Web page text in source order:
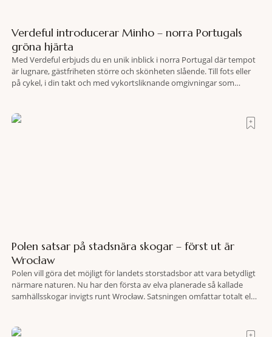
Verdeful introducerar Minho – norra Portugals
gröna hjärta
Med Verdeful erbjuds du en unik inblick i norra Portugal där tempot
är lugnare, gästfriheten större och skönheten slående. Till fots eller
på cykel, i din takt och med vykortsliknande omgivningar som
travel när det
Polen satsar på stadsnära skogar – först ut är
Wrocław
Polen vill göra det möjligt för landets storstadsbor att vara betydligt
närmare naturen. Nu har den första av elva planerade så kallade
samhällsskogar invigts runt Wrocław. Satsningen omfattar totalt elva
fler människor ska kunna promenera, motionera